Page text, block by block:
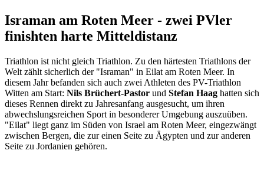
Israman am Roten Meer - zwei PVler
finishten harte Mitteldistanz
Triathlon ist nicht gleich Triathlon. Zu den härtesten Triathlons der
Welt zählt sicherlich der "Israman" in Eilat am Roten Meer. In
diesem Jahr befanden sich auch zwei Athleten des PV-Triathlon
Witten am Start: Nils Brüchert-Pastor und Stefan Haag hatten sich
dieses Rennen direkt zu Jahresanfang ausgesucht, um ihren
abwechslungsreichen Sport in besonderer Umgebung auszuüben.
"Eilat" liegt ganz im Süden von Israel am Roten Meer, eingezwängt
zwischen Bergen, die zur einen Seite zu Ägypten und zur anderen
Seite zu Jordanien gehören.